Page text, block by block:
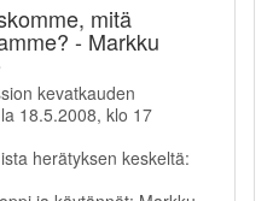
mitä
- Markku
kevatkauden
18.5.2008, klo 17
herätyksen keskeltä: